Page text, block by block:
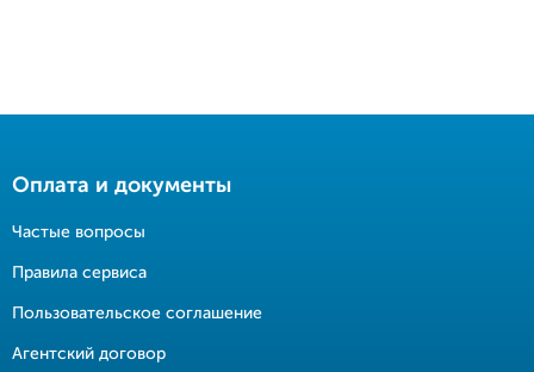
Оплата и документы
Частые вопросы
Правила сервиса
Пользовательское соглашение
Агентский договор